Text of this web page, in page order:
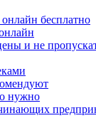
бесплатно
и не
нужно